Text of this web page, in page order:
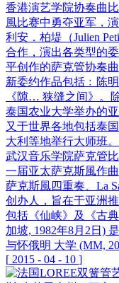
香港演艺学院协奏曲
風比赛中勇夺亚军，
利安．柏堤（Julien
合作，演出各类型的
平创作的萨克管协奏
新委约作品包括﹕陈
《隙… 狭缝之间》。
泰国农业大学举办的
又于世界各地包括泰
大利等地举行大师班
武汉音乐学院萨克管
一届亚太萨克斯風作
萨克斯風四重奏、La
创办人，旨在于亚洲
包括《仙峡》及《古
加坡, 1982年8月2日)
与怀俄明 大学 (MM,
[ 2015 - 04 - 10 ]